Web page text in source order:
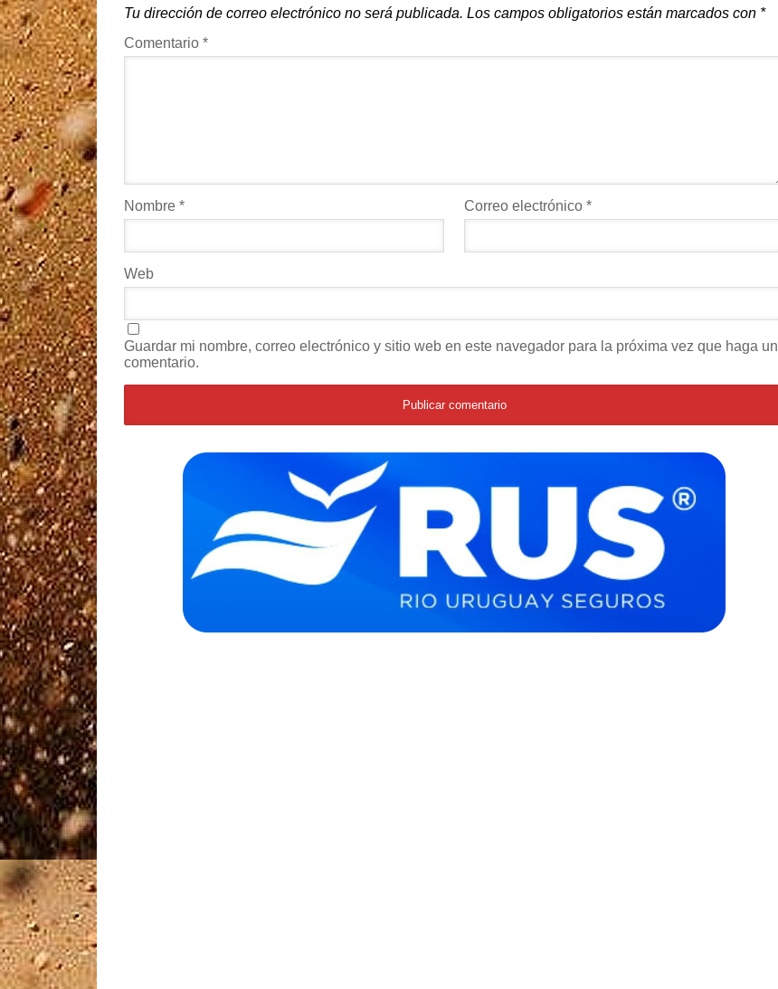
Tu dirección de correo electrónico no será publicada. Los campos obligatorios están marcados con *
Comentario *
Nombre * Correo electrónico *
Web
Guardar mi nombre, correo electrónico y sitio web en este navegador para la próxima vez que haga un
comentario.